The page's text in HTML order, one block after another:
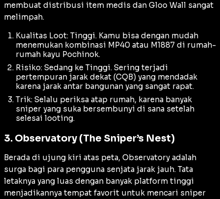
membuat distribusi item medis dan Gloo Wall sangat
melimpah.
Kualitas Loot: Tinggi. Kamu bisa dengan mudah
menemukan kombinasi MP40 atau M1887 di rumah-
rumah kayu Pochinok.
Risiko: Sedang ke Tinggi. Sering terjadi
pertempuran jarak dekat (CQB) yang mendadak
karena jarak antar bangunan yang sangat rapat.
Trik: Selalu periksa atap rumah, karena banyak
sniper yang suka bersembunyi di sana setelah
selesai looting.
3. Observatory (The Sniper’s Nest)
Berada di ujung kiri atas peta, Observatory adalah
surga bagi para pengguna senjata jarak jauh. Tata
letaknya yang luas dengan banyak platform tinggi
menjadikannya tempat favorit untuk mencari sniper